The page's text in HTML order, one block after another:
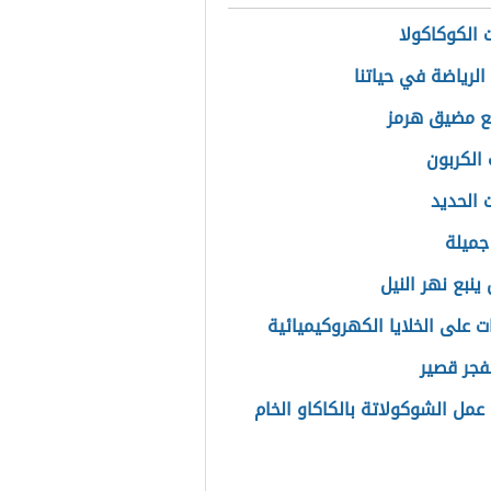
الكوكاكولا
في حياتنا
مضيق هرمز
الحديد
نهر النيل
على الخلايا الكهروكيميائية
قصير
الشوكولاتة بالكاكاو الخام